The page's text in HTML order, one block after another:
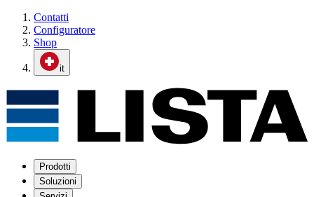
Contatti
Configuratore
Shop
it
Prodotti
Soluzioni